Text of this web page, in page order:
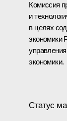
Комиссия
и
в целях
экономики
экономики.
Статус